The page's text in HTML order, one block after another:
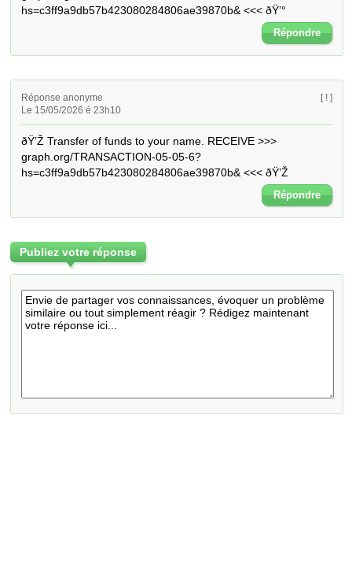
hs=c3ff9a9db57b423080284806ae39870b& <<< ðŸ’°
Répondre
Réponse anonyme
Le 15/05/2026 é 23h10
[ ! ]
ðŸ’Ž Transfer of funds to your name. RECEIVE >>>
graph.org/TRANSACTION-05-05-6?
hs=c3ff9a9db57b423080284806ae39870b& <<< ðŸ’Ž
Répondre
Publiez votre réponse